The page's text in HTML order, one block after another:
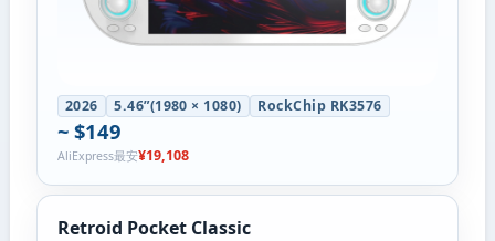
2026 5.46”(1980 × 1080) RockChip RK3576
~ $149
AliExpress最安¥19,108
Retroid Pocket Classic